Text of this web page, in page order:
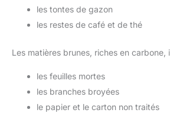
les tontes de gazon
les restes de café et de thé
Les matières brunes, riches en carbone,
les feuilles mortes
les branches broyées
le papier et le carton non traités